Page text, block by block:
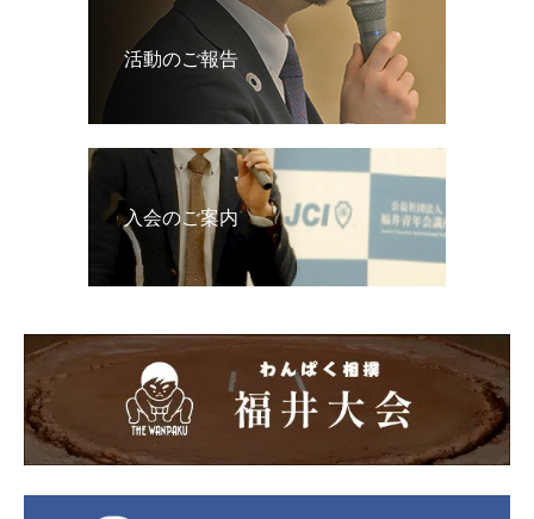
活動のご報告
入会のご案内